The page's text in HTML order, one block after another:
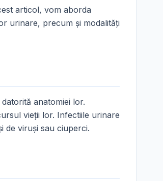
articol, vom aborda
urinare, precum și modalități
anatomiei lor.
vieții lor. Infectiile urinare
de viruși sau ciuperci.